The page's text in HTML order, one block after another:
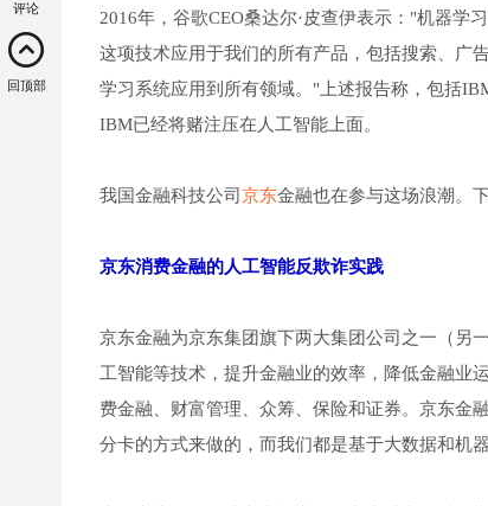
2016年，谷歌CEO桑达尔·皮查伊表示："机器学
这项技术应用于我们的所有产品，包括搜索、广
学习系统应用到所有领域。"上述报告称，包括
IBM已经将赌注压在人工智能上面。
我国金融科技公司京东金融也在参与这场浪潮。
京东消费金融的人工智能反欺诈实践
京东金融为京东集团旗下两大集团公司之一（另
工智能等技术，提升金融业的效率，降低金融业
费金融、财富管理、众筹、保险和证券。京东金
分卡的方式来做的，而我们都是基于大数据和机
评论
回顶部